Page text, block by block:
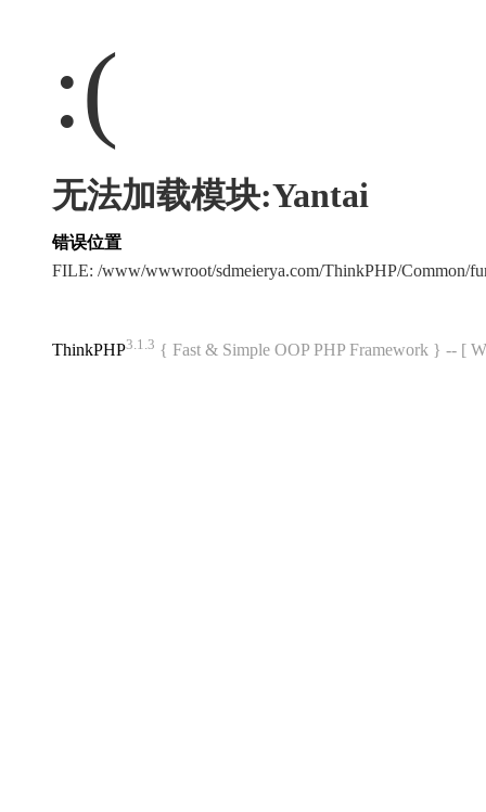
:(
无法加载模块:Yantai
错误位置
FILE: /www/wwwroot/sdmeierya.com/ThinkPHP/
ThinkPHP3.1.3 { Fast & Simple OOP PHP Framework } -- [